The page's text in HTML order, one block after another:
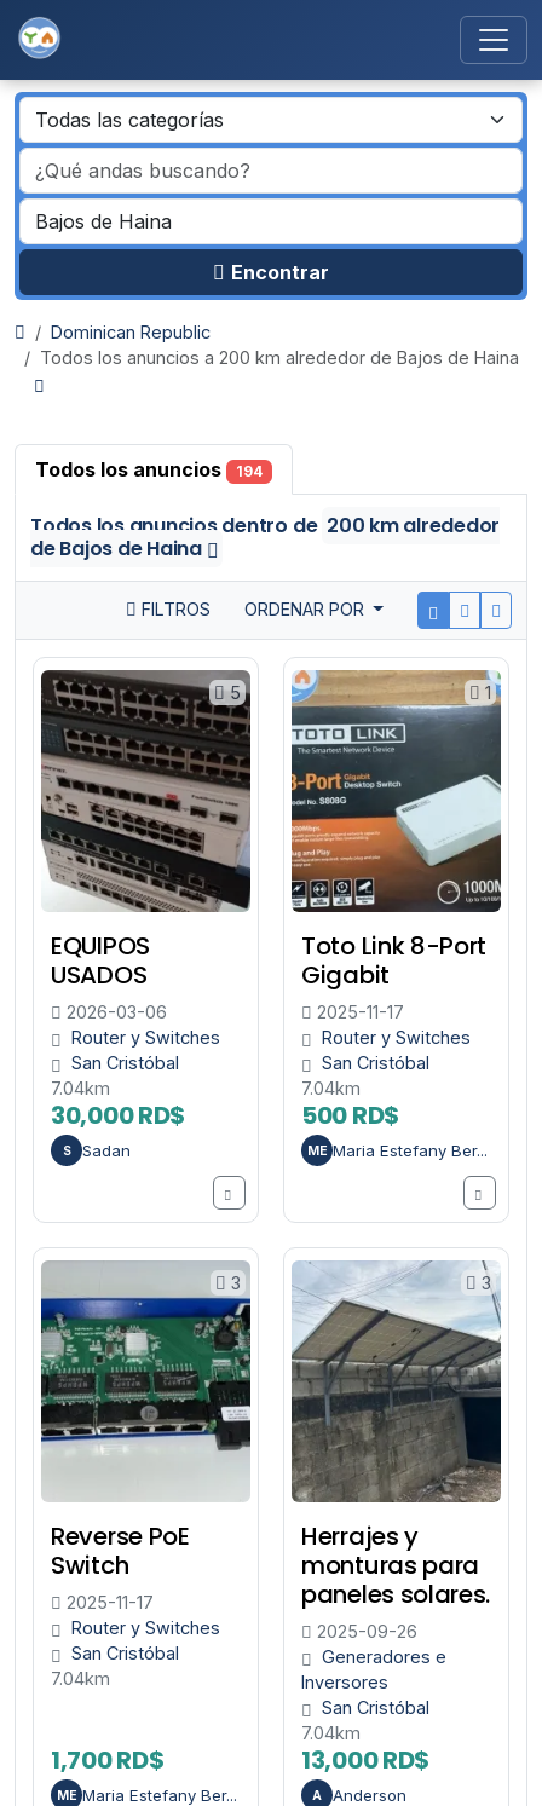
Encontrar
Dominican Republic
Todos los anuncios a 200 km alrededor de Bajos de Haina
Todos los anuncios 194
Todos los anunciosdentro de 200 km alrededor
de Bajos de Haina
FILTROS ORDENAR POR
5
EQUIPOS
USADOS
2026-03-06
Router y Switches
San Cristóbal
7.04km
30,000 RD$
S Sadan
1
Toto Link 8-Port
Gigabit
2025-11-17
Router y Switches
San Cristóbal
7.04km
500 RD$
ME Maria Estefany Ber...
3
Reverse PoE
Switch
2025-11-17
Router y Switches
San Cristóbal
7.04km
1,700 RD$
ME Maria Estefany Ber...
3
Herrajes y
monturas para
paneles solares.
2025-09-26
Generadores e
Inversores
San Cristóbal
7.04km
13,000 RD$
A Anderson